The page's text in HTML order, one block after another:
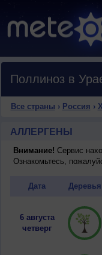
Поллиноз в
Все страны › Россия ›
АЛЛЕРГЕНЫ
Внимание! Сервис
Ознакомьтесь,
Дата Деревья
6 августа
четверг